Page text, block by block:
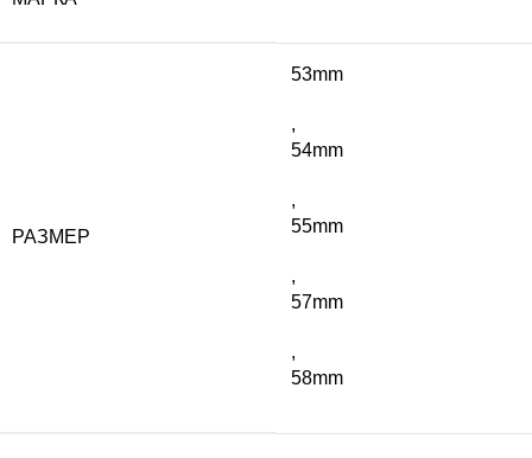
РАЗМЕР
53mm
,
54mm
,
55mm
,
57mm
,
58mm